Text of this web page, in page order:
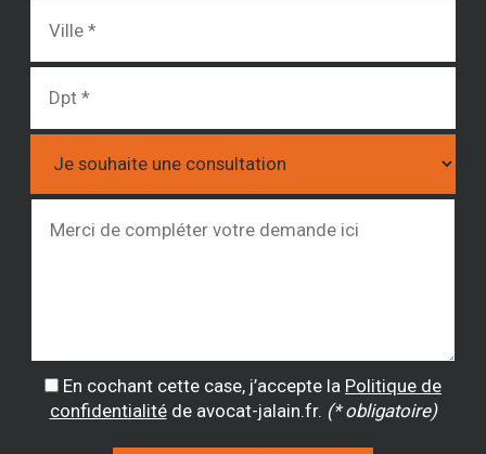
En cochant cette case, j’accepte la Politique de
confidentialitéde avocat-jalain.fr. (* obligatoire)